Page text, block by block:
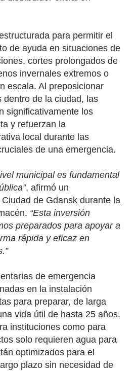
para permitir el
de ayuda en situaciones de
cortes prolongados de
invernales extremos o
escala. Al preposicionar
dentro de la ciudad, las
significativamente los
y refuerzan la
local durante las
de una emergencia.
municipal es fundamental
, afirmó un
de Gdansk durante la
“Esta inversión
preparados para apoyar a
rápida y eficaz en
de emergencia
en la instalación
para preparar, de larga
vida útil de hasta 25 años.
instituciones como para
solo requieren agua para
optimizados para el
plazo sin necesidad de